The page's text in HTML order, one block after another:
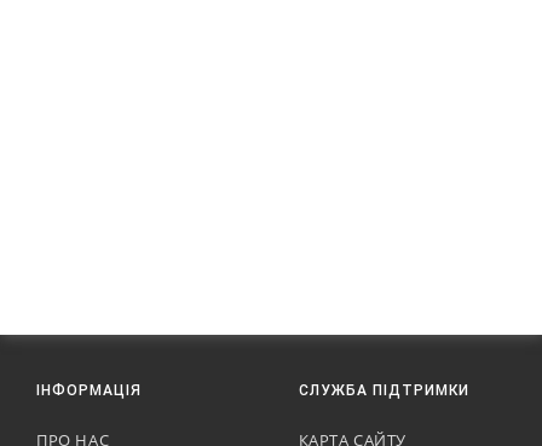
ІНФОРМАЦІЯ
ПРО НАС
СЛУЖБА ПІДТРИМКИ
КАРТА САЙТУ